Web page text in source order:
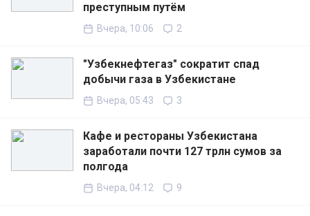
преступным путём
Вчера, 10:06 2
"Узбекнефтегаз" сократит спад
добычи газа в Узбекистане
Вчера, 05:43 3
Кафе и рестораны Узбекистана
заработали почти 127 трлн сумов за
полгода
Вчера, 04:12 9